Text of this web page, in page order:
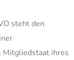
steht den
Mitgliedstaat ihres